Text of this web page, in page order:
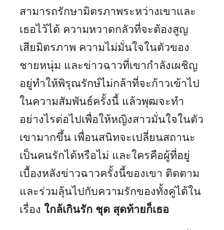
สามารถรักษามิตรภาพระหว่างเขาและ
เธอไว้ได้ ความหวาดกลัวที่จะต้องสูญ
เสียมิตรภาพ ความไม่มั่นใจในตัวของ
ชายหนุ่ม และข่าวฉาวที่เขากำลังเผชิญ
อยู่ทำให้พิรุณรักษ์ไม่กล้าที่จะก้าวเข้าไป
ในความสัมพันธ์ครั้งนี้ แล้วพุฒจะทำ
อย่างไรต่อไปเพื่อให้หญิงสาวมั่นใจในตัว
เขามากขึ้น เพื่อนสนิทจะเปลี่ยนสถานะ
เป็นคนรักได้หรือไม่ และใครคือผู้ที่อยู่
เบื้องหลังข่าวฉาวครั้งนี้ของเขา ติดตาม
และร่วมลุ้นไปกับความรักของทั้งคู่ได้ใน
เรื่องใกล้เกินรัก ชุด สุดท้ายก็เธอ